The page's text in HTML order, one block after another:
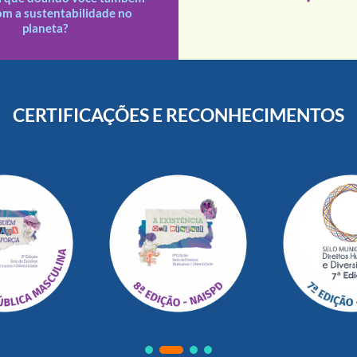
a sustentabilidade no
planeta?
doações recebidas são
CERTIFICAÇÕES E RECONHECIMENTOS